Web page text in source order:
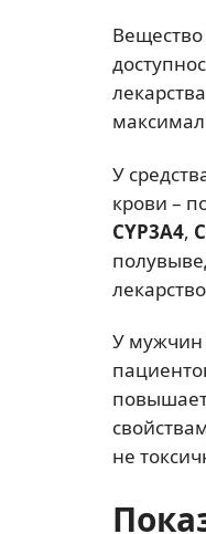
У
крови –
CYP3A4,
У мужчин
не